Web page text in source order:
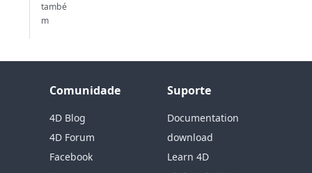
també
m
Comunidade
4D Blog
4D Forum
Facebook
Suporte
Documentation
download
Learn 4D